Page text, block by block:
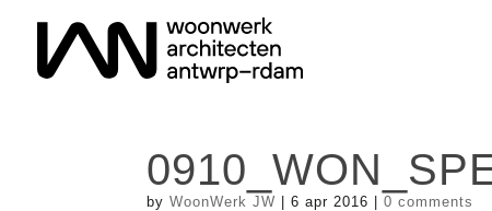
byWoonWerk JW |6 apr 2016 |0 comments